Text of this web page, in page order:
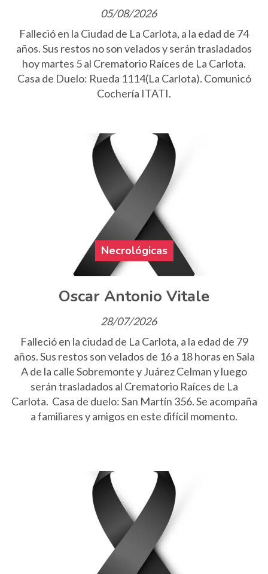
05/08/2026
Falleció en la Ciudad de La Carlota, a la edad de 74
años. Sus restos no son velados y serán trasladados
hoy martes 5 al Crematorio Raíces de La Carlota.
Casa de Duelo: Rueda 1114(La Carlota). Comunicó
Cochería ITATI.
Oscar Antonio Vitale
Necrológicas
28/07/2026
Falleció en la ciudad de La Carlota, a la edad de 79
años. Sus restos son velados de 16 a 18 horas en Sala
A de la calle Sobremonte y Juárez Celman y luego
serán trasladados al Crematorio Raíces de La
Carlota. Casa de duelo: San Martín 356. Se acompaña
a familiares y amigos en este difícil momento.